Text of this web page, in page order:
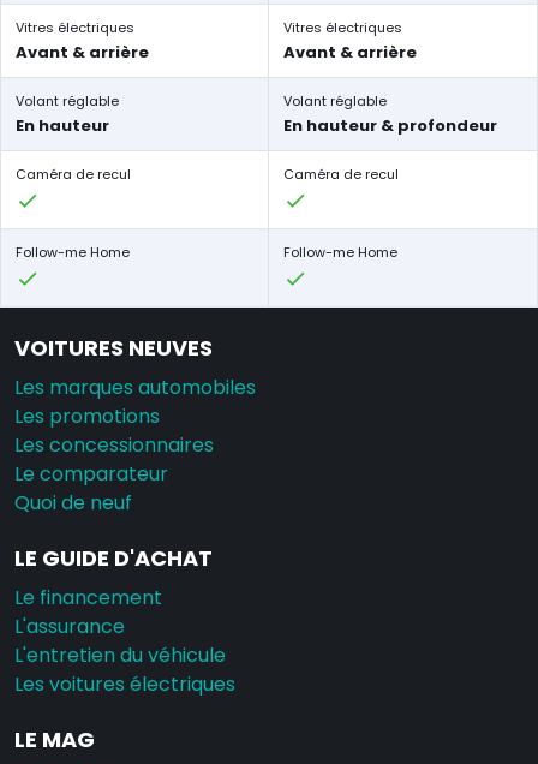
Vitres électriques
Avant & arrière
Vitres électriques
Avant & arrière
Volant réglable
En hauteur
Volant réglable
En hauteur & profondeur
Caméra de recul Caméra de recul
Follow-me Home Follow-me Home
VOITURES NEUVES
Les marques automobiles
Les promotions
Les concessionnaires
Le comparateur
Quoi de neuf
LE GUIDE D'ACHAT
Le financement
L'assurance
L'entretien du véhicule
Les voitures électriques
LE MAG